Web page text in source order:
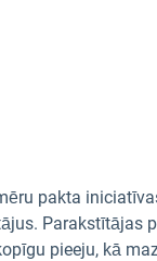
pakta
Parakstītājas
pieeju, kā